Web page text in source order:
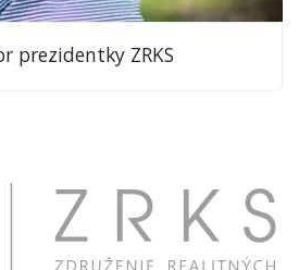
prezidentky ZRKS